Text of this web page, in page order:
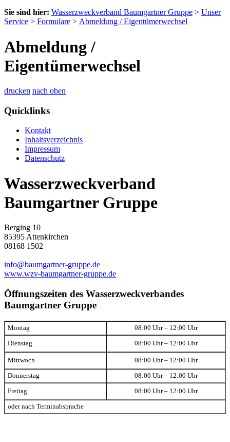
Sie sind hier: Wasserzweckverband Baumgartner Gruppe > Unser
Service > Formulare > Abmeldung / Eigentümerwechsel
Abmeldung /
Eigentümerwechsel
drucken nach oben
Quicklinks
Kontakt
Inhaltsverzeichnis
Impressum
Datenschutz
Wasserzweckverband
Baumgartner Gruppe
Berging 10
85395 Attenkirchen
08168 1502
info@baumgartner-gruppe.de
www.wzv-baumgartner-gruppe.de
Öffnungszeiten des Wasserzweckverbandes
Baumgartner Gruppe
Montag 08:00 Uhr – 12:00 Uhr
Dienstag 08:00 Uhr – 12:00 Uhr
Mittwoch 08:00 Uhr – 12:00 Uhr
Donnerstag 08:00 Uhr – 12:00 Uhr
Freitag 08:00 Uhr – 12:00 Uhr
oder nach Terminabsprache